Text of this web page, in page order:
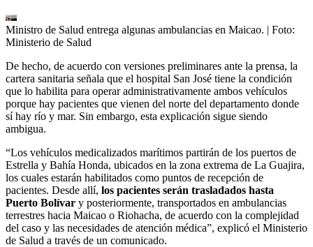
Ministro de Salud entrega algunas ambulancias en Maicao. | Foto:
Ministerio de Salud
De hecho, de acuerdo con versiones preliminares ante la prensa, la
cartera sanitaria señala que el hospital San José tiene la condición
que lo habilita para operar administrativamente ambos vehículos
porque hay pacientes que vienen del norte del departamento donde
sí hay río y mar. Sin embargo, esta explicación sigue siendo
ambigua.
“Los vehículos medicalizados marítimos partirán de los puertos de
Estrella y Bahía Honda, ubicados en la zona extrema de La Guajira,
los cuales estarán habilitados como puntos de recepción de
pacientes. Desde allí, los pacientes serán trasladados hasta
Puerto Bolívar y posteriormente, transportados en ambulancias
terrestres hacia Maicao o Riohacha, de acuerdo con la complejidad
del caso y las necesidades de atención médica”, explicó el Ministerio
de Salud a través de un comunicado.